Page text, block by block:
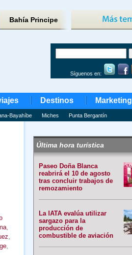
Bahía Principe
Síguenos en:
Destinos Marketing
Bayahíbe Miches Punta Bergantín
,
,
,
Última hora turística
Paseo Doña Blanca
reabrirá el 10 de agosto
tras concluir trabajos de
remozamiento
La IATA evalúa utilizar
sargazo para la
producción de
combustible de aviación